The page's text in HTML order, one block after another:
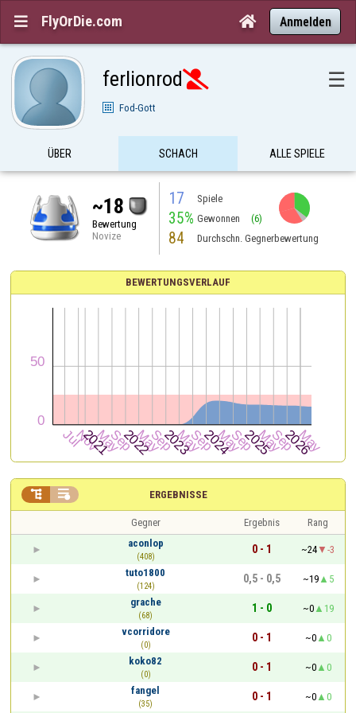
 FlyOrDie.com  Anmelden
ferlionrod ☰
Fod-Gott
ÜBER SCHACH ALLE SPIELE
~18
Bewertung
Novize
17 Spiele
35% Gewonnen (6)
84 Durchschn. Gegnerbewertung
BEWERTUNGSVERLAUF
ERGEBNISSE
 
Gegner Ergebnis
Rang
aconlop
(408)
0 - 1 ~24
-3
tuto1800
(124)
0,5 - 0,5 ~19
5
grache
(68)
1 - 0 ~0
19
vcorridore
(0)
0 - 1 ~0
0
koko82
(0)
0 - 1 ~0
0
fangel
(35)
0 - 1 ~0 0